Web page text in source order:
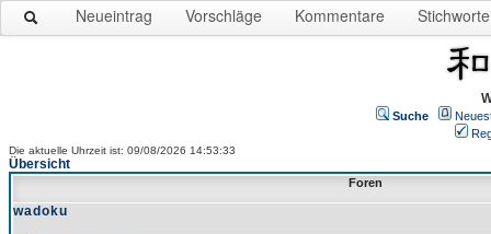
Neueintrag Vorschläge Kommentare Stichworte
Suche
Die aktuelle Uhrzeit ist: 09/08/2026 14:53:33
Übersicht
Foren
wadoku